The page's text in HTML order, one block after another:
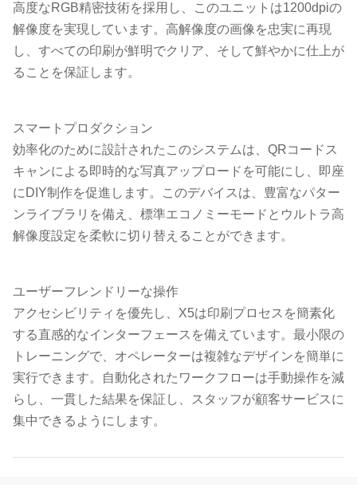
高度なRGB精密技術を採用し、このユニットは1200dpiの
解像度を実現しています。高解像度の画像を忠実に再現
し、すべての印刷が鮮明でクリア、そして鮮やかに仕上が
ることを保証します。
スマートプロダクション
効率化のために設計されたこのシステムは、QRコードス
キャンによる即時的な写真アップロードを可能にし、即座
にDIY制作を促進します。このデバイスは、豊富なパター
ンライブラリを備え、標準エコノミーモードとウルトラ高
解像度設定を柔軟に切り替えることができます。
ユーザーフレンドリーな操作
アクセシビリティを優先し、X5は印刷プロセスを簡素化
する直感的なインターフェースを備えています。最小限の
トレーニングで、オペレーターは複雑なデザインを簡単に
実行できます。自動化されたワークフローは手動操作を減
らし、一貫した結果を保証し、スタッフが顧客サービスに
集中できるようにします。